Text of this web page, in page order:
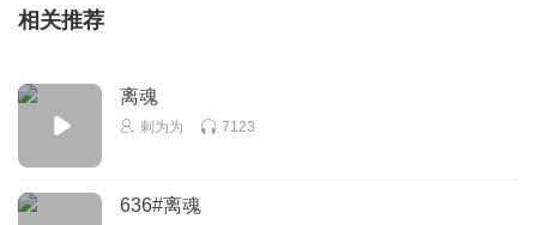
相关推荐
离魂
剌为为 7123
636#离魂